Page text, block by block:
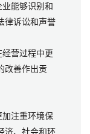
能够识别和
律诉讼和声誉
营过程中更
改善作出贡
注重环境保
济、社会和环